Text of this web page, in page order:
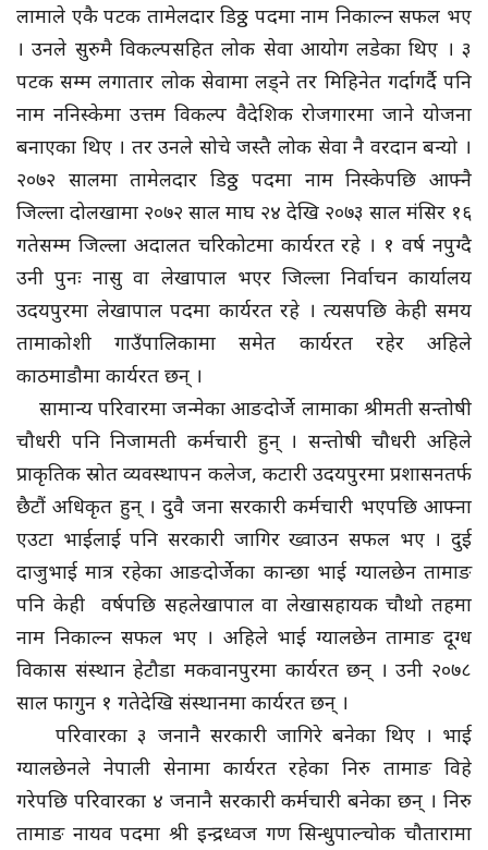
लामाले एकै पटक तामेलदार डिठ्ठ पदमा नाम निकाल्न सफल भए
। उनले सुरुमै विकल्पसहित लोक सेवा आयोग लडेका थिए । ३
पटक सम्म लगातार लोक सेवामा लड्ने तर मिहिनेत गर्दागर्दै पनि
नाम ननिस्केमा उत्तम विकल्प वैदेशिक रोजगारमा जाने योजना
बनाएका थिए । तर उनले सोचे जस्तै लोक सेवा नै वरदान बन्यो ।
२०७२ सालमा तामेलदार डिठ्ठ पदमा नाम निस्केपछि आफ्नै
जिल्ला दोलखामा २०७२ साल माघ २४ देखि २०७३ साल मंसिर १६
गतेसम्म जिल्ला अदालत चरिकोटमा कार्यरत रहे । १ वर्ष नपुग्दै
उनी पुनः नासु वा लेखापाल भएर जिल्ला निर्वाचन कार्यालय
उदयपुरमा लेखापाल पदमा कार्यरत रहे । त्यसपछि केही समय
तामाकोशी गाउँपालिकामा समेत कार्यरत रहेर अहिले
काठमाडौमा कार्यरत छन् ।
सामान्य परिवारमा जन्मेका आङदोर्जे लामाका श्रीमती सन्तोषी
चौधरी पनि निजामती कर्मचारी हुन् । सन्तोषी चौधरी अहिले
प्राकृतिक स्रोत व्यवस्थापन कलेज, कटारी उदयपुरमा प्रशासनतर्फ
छैटौं अधिकृत हुन् । दुवै जना सरकारी कर्मचारी भएपछि आफ्ना
एउटा भाईलाई पनि सरकारी जागिर ख्वाउन सफल भए । दुई
दाजुभाई मात्र रहेका आङदोर्जेका कान्छा भाई ग्यालछेन तामाङ
पनि केही वर्षपछि सहलेखापाल वा लेखासहायक चौथो तहमा
नाम निकाल्न सफल भए । अहिले भाई ग्यालछेन तामाङ दूग्ध
विकास संस्थान हेटौडा मकवानपुरमा कार्यरत छन् । उनी २०७८
साल फागुन १ गतेदेखि संस्थानमा कार्यरत छन् ।
परिवारका ३ जनानै सरकारी जागिरे बनेका थिए । भाई
ग्यालछेनले नेपाली सेनामा कार्यरत रहेका निरु तामाङ विहे
गरेपछि परिवारका ४ जनानै सरकारी कर्मचारी बनेका छन् । निरु
तामाङ नायव पदमा श्री इन्द्रध्वज गण सिन्धुपाल्चोक चौतारामा